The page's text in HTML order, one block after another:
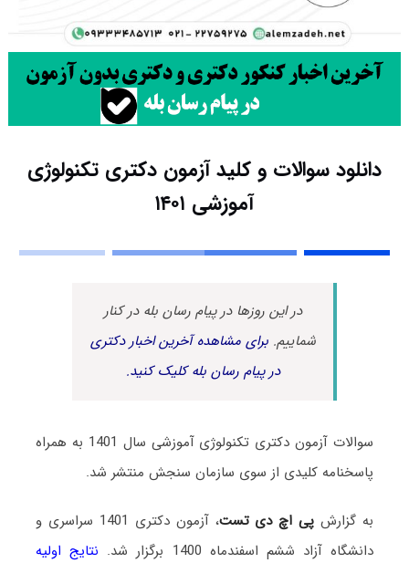
دانلود سوالات و کلید آزمون دکتری تکنولوژی
آموزشی ۱۴۰۱
در این روزها در پیام رسان بله در کنار
شماییم.برای مشاهده آخرین اخبار دکتری
در پیام رسان بله کلیک کنید.
سوالات آزمون دکتری تکنولوژی آموزشی سال 1401 به همراه
پاسخنامه کلیدی از سوی سازمان سنجش منتشر شد.
به گزارشپی اچ دی تست
، آزمون دکتری 1401 سراسری و
دانشگاه آزاد ششم اسفندماه 1400 برگزار شد.
نتایج اولیه